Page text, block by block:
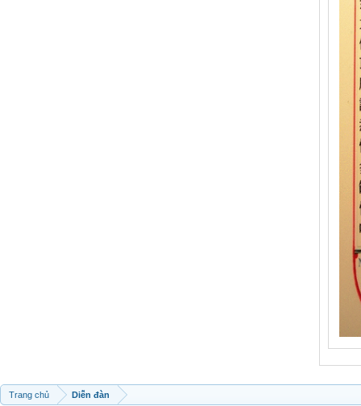
Trang chủ Diễn đàn